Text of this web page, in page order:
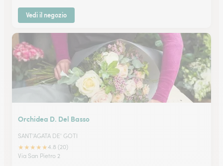
Vedi il negozio
Orchidea D. Del Basso
SANT'AGATA DE' GOTI
★★★★★4.8 (20)
Via San Pietro 2